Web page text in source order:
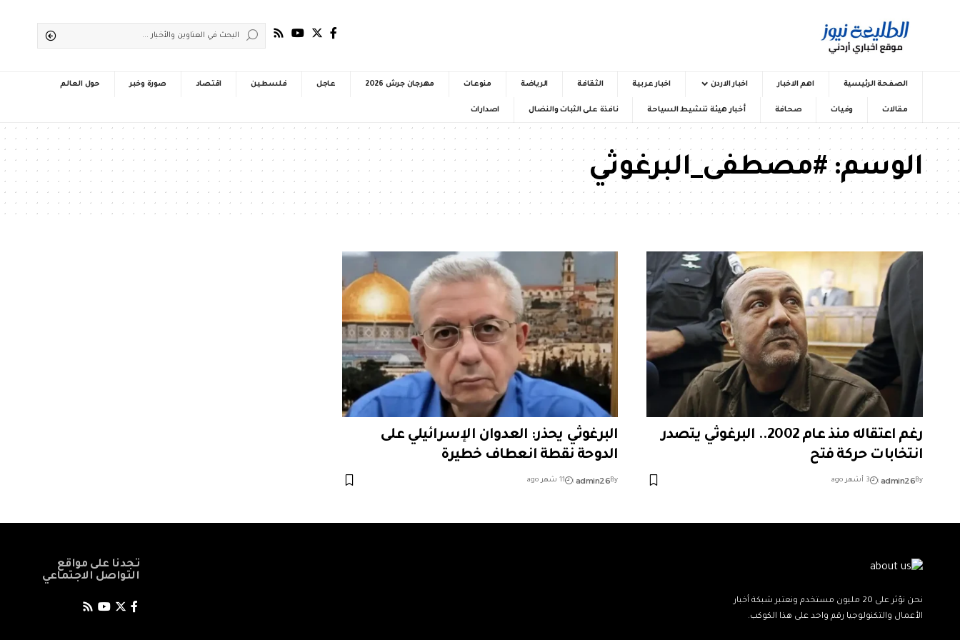
الصفحة الرئيسية اهم الاخبار اخبار الاردن اخبار عربية الثقافة الرياضة منوعات مهرجان جرش 2026 عاجل فلسطين اقتصاد صورة وخبر حول العالم
مقالات وفيات صحافة أخبار هيئة تنشيط السياحة نافذة على الثبات والنضال اصدارات
الوسم:#مصطفى_البرغوثي
رغم اعتقاله منذ عام 2002.. البرغوثي يتصدر
انتخابات حركة فتح
By
admin26 3 أشهر ago
البرغوثي يحذر: العدوان الإسرائيلي على
الدوحة نقطة انعطاف خطيرة
By
admin26 11 شهر ago
نحن نؤثر على 20 مليون مستخدم ونعتبر شبكة أخبار
الأعمال والتكنولوجيا رقم واحد على هذا الكوكب.
تجدنا على مواقع
التواصل الاجتماعي